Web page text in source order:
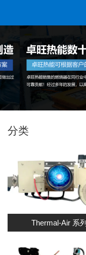
分类
Thermal-Air 系列